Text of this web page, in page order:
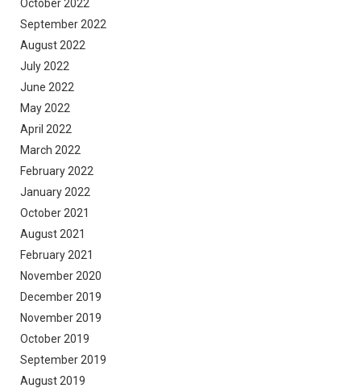
October 2022
September 2022
August 2022
July 2022
June 2022
May 2022
April 2022
March 2022
February 2022
January 2022
October 2021
August 2021
February 2021
November 2020
December 2019
November 2019
October 2019
September 2019
August 2019